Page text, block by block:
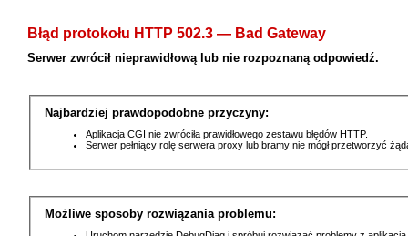
Błąd protokołu HTTP 502.3 — Bad Gateway
Serwer zwrócił nieprawidłową lub nie rozpoznaną odpowiedź.
Najbardziej prawdopodobne przyczyny:
Aplikacja CGI nie zwróciła prawidłowego zestawu błędów HTTP.
Serwer pełniący rolę serwera proxy lub bramy nie mógł przetworzyć
Możliwe sposoby rozwiązania problemu: